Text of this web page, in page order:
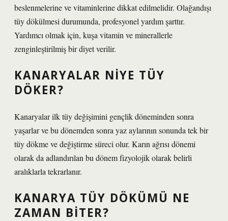
beslenmelerine ve vitaminlerine dikkat edilmelidir. Olağandışı
tüy dökülmesi durumunda, profesyonel yardım şarttır.
Yardımcı olmak için, kuşa vitamin ve minerallerle
zenginleştirilmiş bir diyet verilir.
KANARYALAR NIYE TÜY
DÖKER?
Kanaryalar ilk tüy değişimini gençlik döneminden sonra
yaşarlar ve bu dönemden sonra yaz aylarının sonunda tek bir
tüy dökme ve değiştirme süreci olur. Karın ağrısı dönemi
olarak da adlandırılan bu dönem fizyolojik olarak belirli
aralıklarla tekrarlanır.
KANARYA TÜY DÖKÜMÜ NE
ZAMAN BITER?